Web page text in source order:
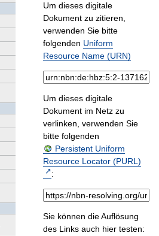
Um dieses digitale
Dokument zu zitieren,
verwenden Sie bitte
folgenden Uniform
Resource Name (URN)
Um dieses digitale
Dokument im Netz zu
verlinken, verwenden Sie
bitte folgenden
Persistent Uniform
Resource Locator (PURL)
:
Sie können die Auflösung
des Links auch hier testen: